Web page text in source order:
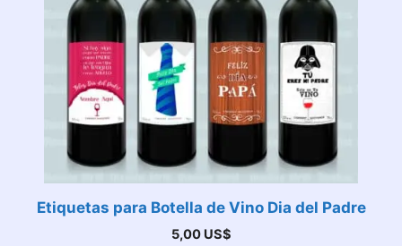
Etiquetas para Botella de Vino Dia del Padre
5,00 US$